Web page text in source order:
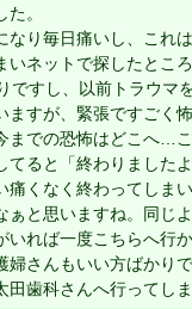
。
なり毎日痛いし、これ
いネットで探したとこ
ですし、以前トラウマ
ますが、緊張ですごく
までの恐怖はどこへ…
てると「終わりました
痛くなく終わってしま
ぁと思いますね。同じ
いれば一度こちらへ行
婦さんもいい方ばかり
田歯科さんへ行ってし